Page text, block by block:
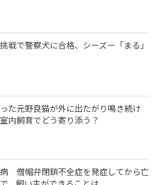
戦で警察犬に合格、シーズー「まる」
た元野良猫が外に出たがり鳴き続け
内飼育でどう寄り添う？
僧帽弁閉鎖不全症を発症してから亡